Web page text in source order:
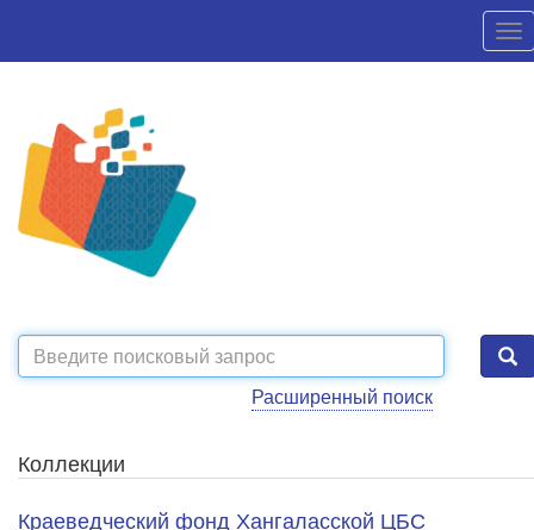
Расширенный поиск
Коллекции
Краеведческий фонд Хангаласской ЦБС